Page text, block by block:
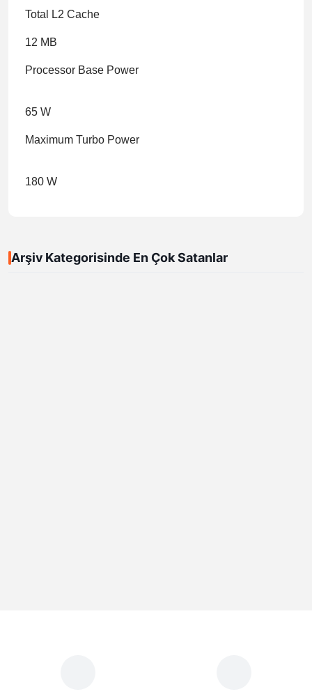
Total L2 Cache
12 MB
Processor Base Power
65 W
Maximum Turbo Power
180 W
Arşiv Kategorisinde En Çok Satanlar